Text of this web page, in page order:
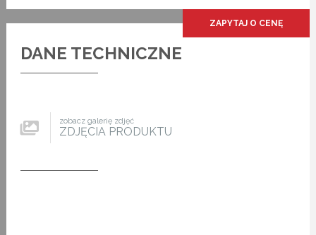
ZAPYTAJ O CENĘ
DANE TECHNICZNE
zobacz galerię zdjęć
ZDJĘCIA PRODUKTU